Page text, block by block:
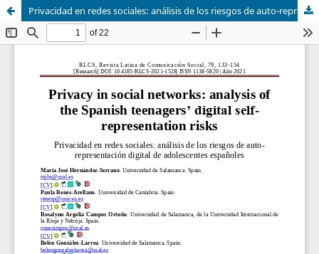
Privacidad en redes sociales: análisis de los riesgos de auto-representación digital de adolescentes españoles